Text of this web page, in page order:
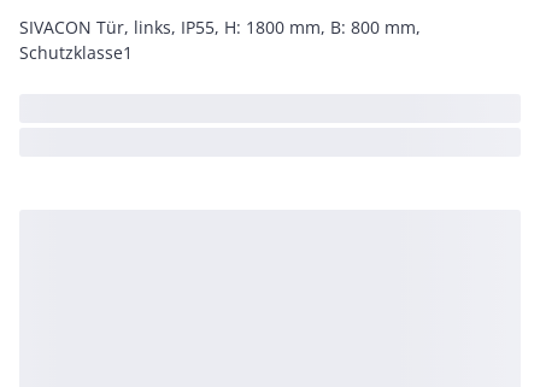
SIVACON Tür, links, IP55, H: 1800 mm, B: 800 mm,
Schutzklasse1